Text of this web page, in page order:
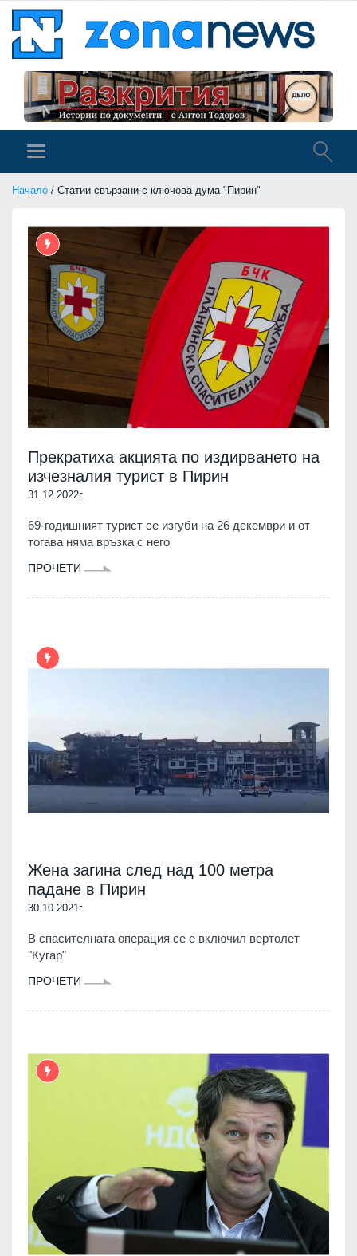
Начало / Статии свързани с ключова дума "Пирин"
Прекратиха акцията по издирването на
изчезналия турист в Пирин
31.12.2022г.
69-годишният турист се изгуби на 26 декември и от
тогава няма връзка с него
ПРОЧЕТИ
Жена загина след над 100 метра
падане в Пирин
30.10.2021г.
В спасителната операция се е включил вертолет
"Кугар"
ПРОЧЕТИ